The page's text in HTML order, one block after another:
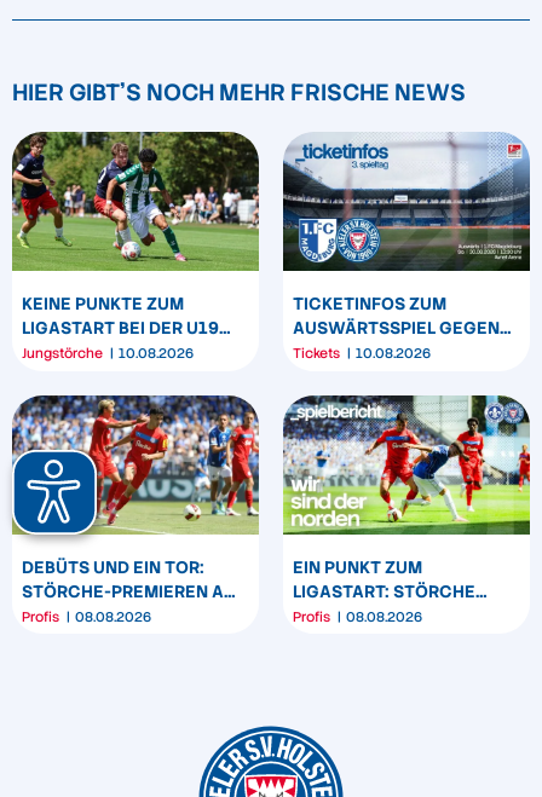
HIER GIBT'S NOCH MEHR FRISCHE NEWS
KEINE PUNKTE ZUM
LIGASTART BEI DER U19
UND U17
Jungstörche 10.08.2026
TICKETINFOS ZUM
AUSWÄRTSSPIEL GEGEN
DEN 1. FC MAGDEBURG
Tickets 10.08.2026
DEBÜTS UND EIN TOR:
STÖRCHE-PREMIEREN AM
„BÖLLE“
Profis 08.08.2026
EIN PUNKT ZUM
LIGASTART: STÖRCHE
SPIELEN REMIS IN
Profis 08.08.2026